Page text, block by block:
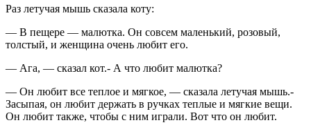
Раз летучая мышь сказала коту:
— В пещере — малютка. Он совсем маленький, розовый,
толстый, и женщина очень любит его.
— Ага, — сказал кот.- А что любит малютка?
— Он любит все теплое и мягкое, — сказала летучая мышь.-
Засыпая, он любит держать в ручках теплые и мягкие вещи.
Он любит также, чтобы с ним играли. Вот что он любит.